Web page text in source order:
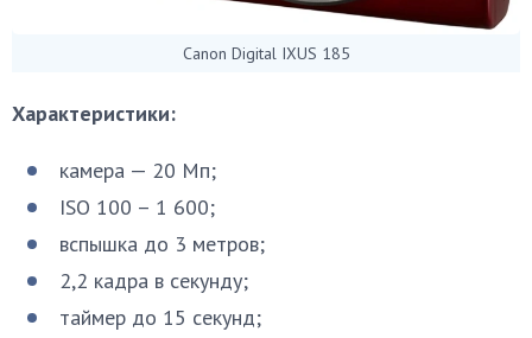
Canon Digital IXUS 185
Характеристики:
камера — 20 Мп;
ISO 100 – 1 600;
вспышка до 3 метров;
2,2 кадра в секунду;
таймер до 15 секунд;